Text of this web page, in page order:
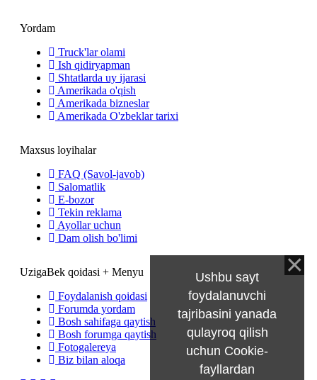
Yordam
Truck'lar olami
Ish qidiryapman
Shtatlarda uy ijarasi
Amerikada o'qish
Amerikada bizneslar
Amerikada O'zbeklar tarixi
Maxsus loyihalar
FAQ (Savol-javob)
Salomatlik
E-bozor
Tekin reklama
Ayollar uchun
Dam olish bo'limi
UzigaBek qoidasi + Menyu
Foydalanish qoidasi
Forumda yordam
Bosh sahifaga qaytish
Bosh forumga qaytish
Fotogalereya
Biz bilan aloqa
Ushbu sayt
foydalanuvchi
tajribasini yanada
qulayroq qilish
uchun Cookie-
fayllardan